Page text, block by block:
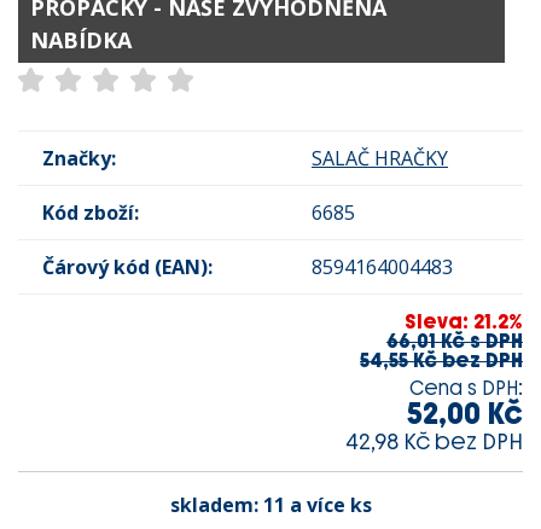
PROPACKY - NAŠE ZVÝHODNĚNÁ
NABÍDKA
Značky: SALAČ HRAČKY
Kód zboží: 6685
Čárový kód (EAN): 8594164004483
Sleva: 21.2%
66,01 Kč s DPH
54,55 Kč bez DPH
Cena s DPH:
52,00 Kč
42,98 Kč bez DPH
skladem: 11 a více ks